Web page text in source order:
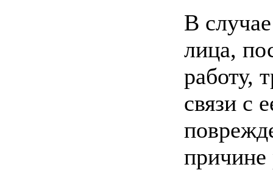
В
лица,
работу,
связи с
причине